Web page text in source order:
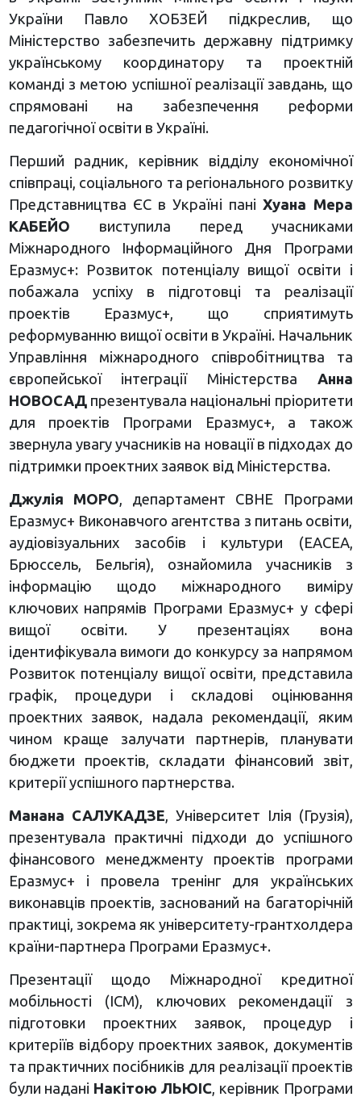
України Павло ХОБЗЕЙ підкреслив, що
Міністерство забезпечить державну підтримку
українському координатору та проектній
команді з метою успішної реалізації завдань, що
спрямовані на забезпечення реформи
педагогічної освіти в Україні.
Перший радник, керівник відділу економічної
співпраці, соціального та регіонального розвитку
Представництва ЄС в Україні паніХуана Мера
КАБЕЙО виступила перед учасниками
Міжнародного Інформаційного Дня Програми
Еразмус+: Розвиток потенціалу вищої освіти і
побажала успіху в підготовці та реалізації
проектів Еразмус+, що сприятимуть
реформуванню вищої освіти в Україні. Начальник
Управління міжнародного співробітництва та
європейської інтеграції Міністерства Анна
НОВОСАДпрезентувала національні пріоритети
для проектів Програми Еразмус+, а також
звернула увагу учасників на новації в підходах до
підтримки проектних заявок від Міністерства.
Джулія МОРО, департамент CBHE Програми
Еразмус+ Виконавчого агентства з питань освіти,
аудіовізуальних засобів і культури (ЕАСЕА,
Брюссель, Бельгія), ознайомила учасників з
інформацію щодо міжнародного виміру
ключових напрямів Програми Еразмус+ у сфері
вищої освіти. У презентаціях вона
ідентифікувала вимоги до конкурсу за напрямом
Розвиток потенціалу вищої освіти, представила
графік, процедури і складові оцінювання
проектних заявок, надала рекомендації, яким
чином краще залучати партнерів, планувати
бюджети проектів, складати фінансовий звіт,
критерії успішного партнерства.
Манана САЛУКАДЗЕ, Університет Ілія (Грузія),
презентувала практичні підходи до успішного
фінансового менеджменту проектів програми
Еразмус+ і провела тренінг для українських
виконавців проектів, заснований на багаторічній
практиці, зокрема як університету-грантхолдера
країни-партнера Програми Еразмус+.
Презентації щодо Міжнародної кредитної
мобільності (ICM), ключових рекомендації з
підготовки проектних заявок, процедур і
критеріїв відбору проектних заявок, документів
та практичних посібників для реалізації проектів
були надані Накітою ЛЬЮІС, керівник Програми